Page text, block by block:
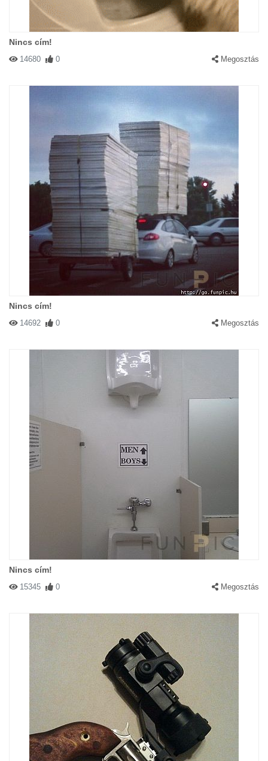
Nincs cím!
14680 0 Megosztás
Nincs cím!
14692 0 Megosztás
Nincs cím!
15345 0 Megosztás